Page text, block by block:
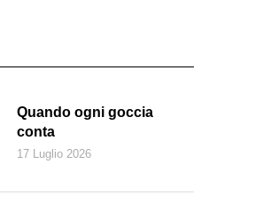
Quando ogni goccia
conta
17 Luglio 2026